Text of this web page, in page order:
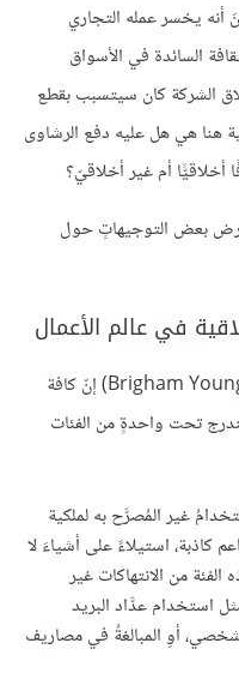
أنه يخسر عمله التجاري
السائدة في الأسواق
الشركة كان سيتسبب بقطع
هنا هي هل عليه دفع الرشاوى
أم غير أخلاقيّ؟
بعض التوجيهاتٍ حول
في عالم الأعمال
يقول باحثون من جامعة بريجهام يونغ (Brigham Young) إنّ كافة
تحت واحدةٍ من الفئات
غير المُصرَّح به لملكية
كاذبة، استيلاءً على أشياءَ لا
من الانتهاكات غير
استخدام عدَّاد البريد
أوِ المبالغةُ في مصاريف